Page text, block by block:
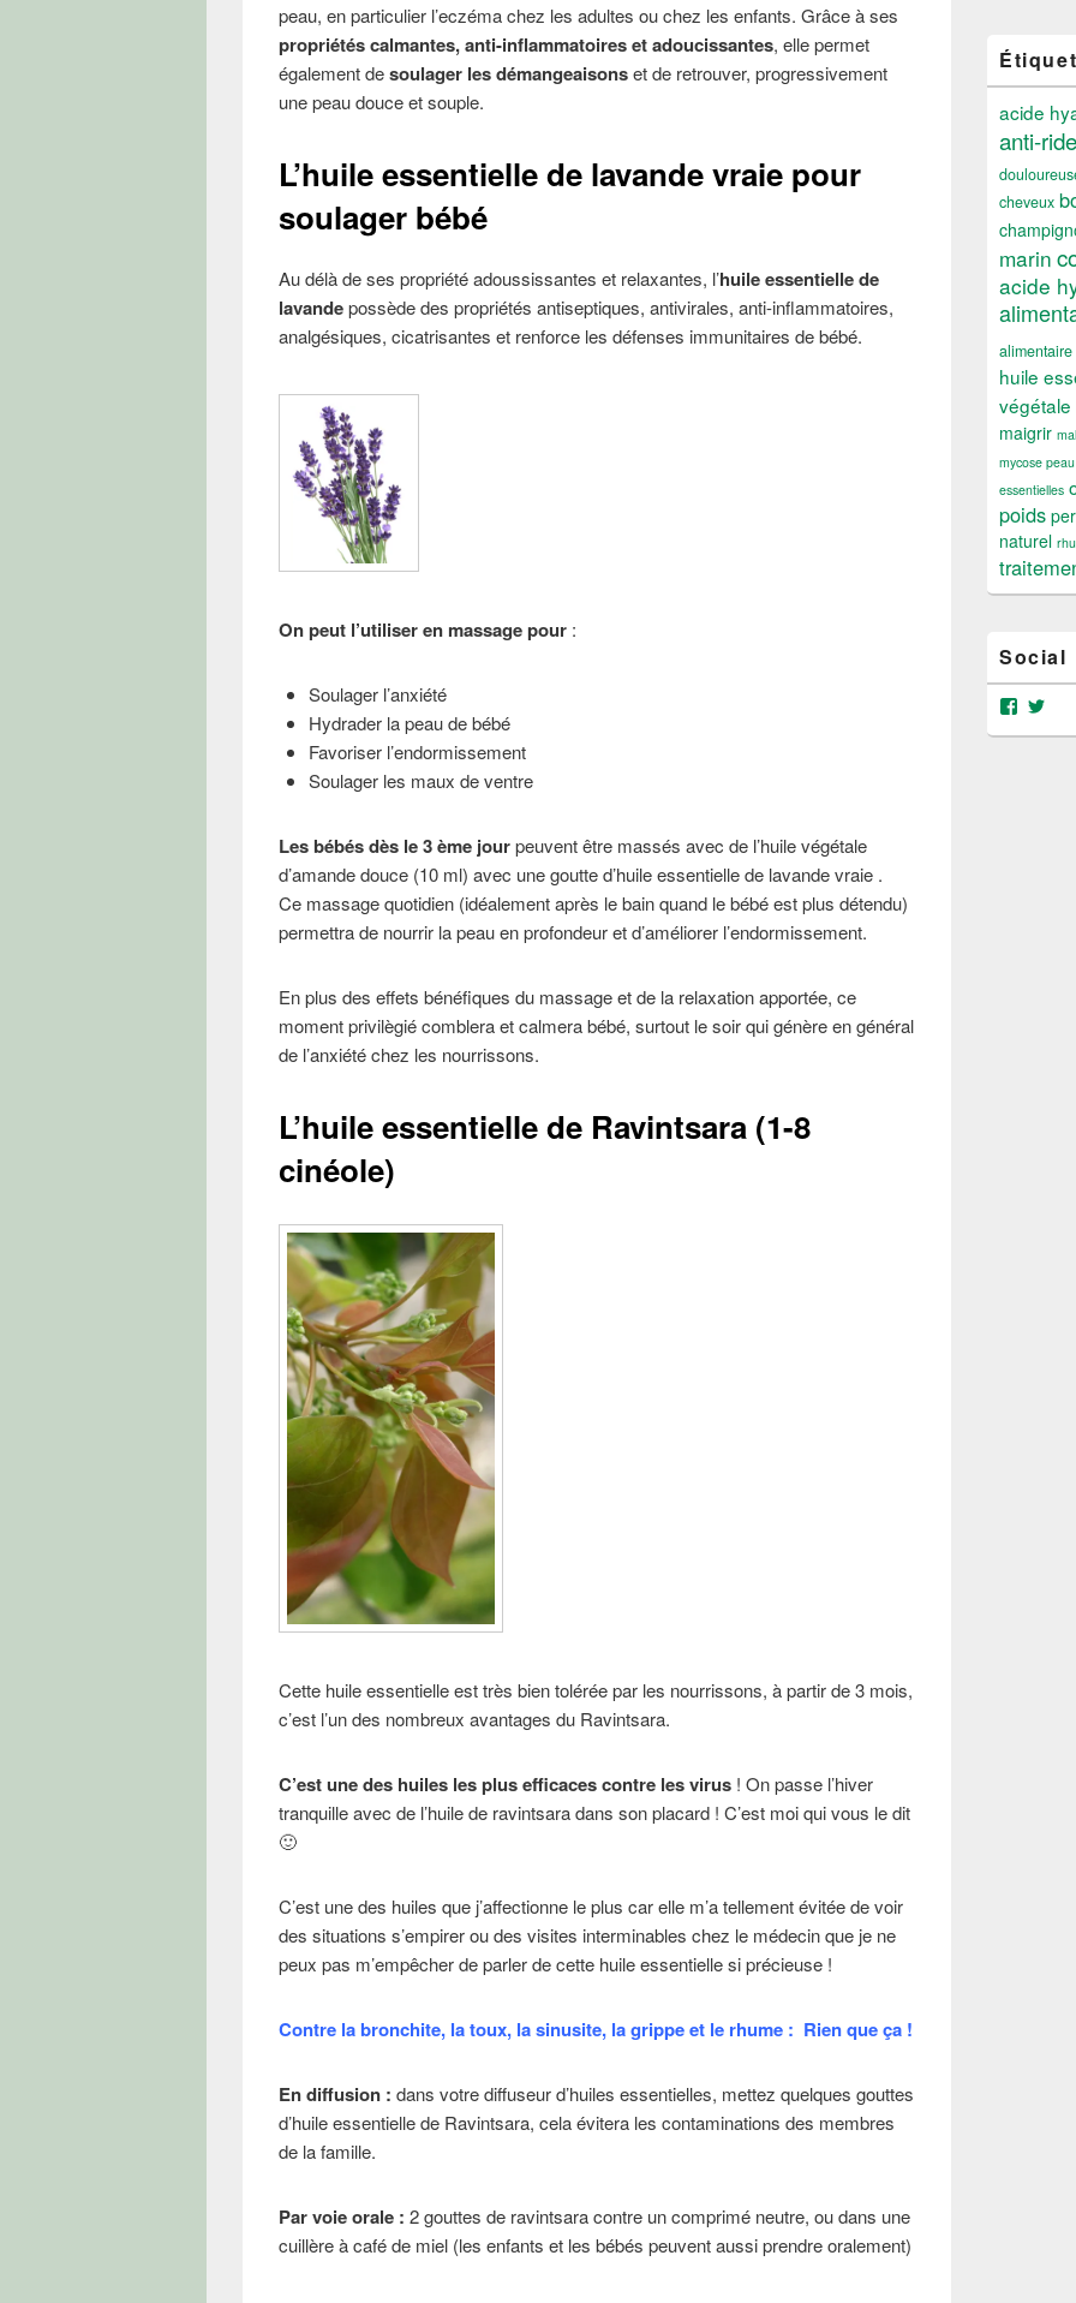
peau, en particulier l’eczéma chez les adultes ou chez les enfants. Grâce à ses
propriétés calmantes, anti-inflammatoires et adoucissantes, elle permet
également desoulager les démangeaisonset de retrouver, progressivement
une peau douce et souple.
L’huile essentielle de lavande vraie pour
soulager bébé
Au délà de ses propriété adoussissantes et relaxantes, l’huile essentielle de
lavandepossède des propriétés antiseptiques, antivirales, anti-inflammatoires,
analgésiques, cicatrisantes et renforce les défenses immunitaires de bébé.
On peut l’utiliser en massage pour :
Soulager l’anxiété
Hydrader la peau de bébé
Favoriser l’endormissement
Soulager les maux de ventre
Les bébés dès le 3 ème jourpeuvent être massés avec de l’huile végétale
d’amande douce (10 ml) avec une goutte d’huile essentielle de lavande vraie .
Ce massage quotidien (idéalement après le bain quand le bébé est plus détendu)
permettra de nourrir la peau en profondeur et d’améliorer l’endormissement.
En plus des effets bénéfiques du massage et de la relaxation apportée, ce
moment privilègié comblera et calmera bébé, surtout le soir qui génère en général
de l’anxiété chez les nourrissons.
L’huile essentielle de Ravintsara (1-8
cinéole)
Cette huile essentielle est très bien tolérée par les nourrissons, à partir de 3 mois,
c’est l’un des nombreux avantages du Ravintsara.
C’est une des huiles les plus efficaces contre les virus ! On passe l’hiver
tranquille avec de l’huile de ravintsara dans son placard ! C’est moi qui vous le dit
🙂
C’est une des huiles que j’affectionne le plus car elle m’a tellement évitée de voir
des situations s’empirer ou des visites interminables chez le médecin que je ne
peux pas m’empêcher de parler de cette huile essentielle si précieuse !
Contre la bronchite, la toux, la sinusite, la grippe et le rhume : Rien que ça !
En diffusion : dans votre diffuseur d’huiles essentielles, mettez quelques gouttes
d’huile essentielle de Ravintsara, cela évitera les contaminations des membres
de la famille.
Par voie orale : 2 gouttes de ravintsara contre un comprimé neutre, ou dans une
cuillère à café de miel (les enfants et les bébés peuvent aussi prendre oralement)
acide
anti-
cheveux
marin
acide
alimentaire
huile
végétale
maigrir
mycose peau
essentielles
poids
naturel
Social
Voir
profil
Voir